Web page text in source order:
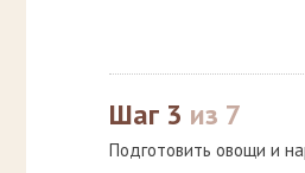
Шаг 3 из 7
Подготовить овощи и